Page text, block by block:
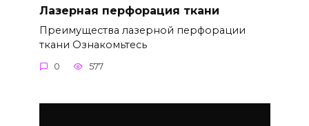
Лазерная перфорация ткани
Преимущества лазерной перфорации
ткани Ознакомьтесь
0 577